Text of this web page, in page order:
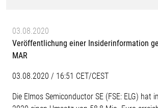
03.08.2020
Veröffentlichung einer Insiderinformation
MAR
03.08.2020 / 16:51 CET/CEST
Die Elmos Semiconductor SE (FSE: ELG) hat